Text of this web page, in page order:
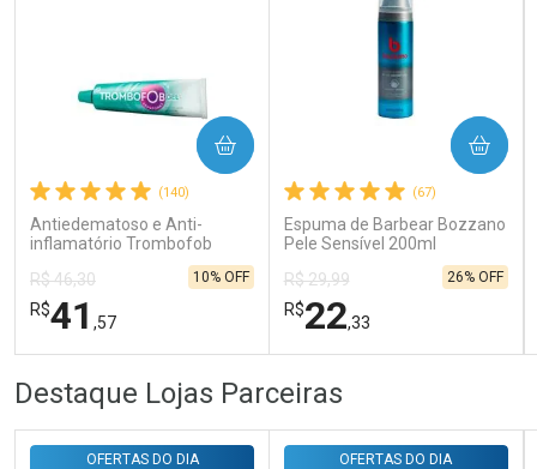
Ativar Desconto
Comprar sem Desconto
Por R$ 31,35/cada
Comprar sem Desconto
Por R$ 31,35/cada
(140)
Antiedematoso e Anti-
inflamatório Trombofob
R$ 46,30
R$41 ,57
10% OFF
COMPRAR
FECHAR
Laboratório
FECHAR
Por Menos
(67)
Espuma de Barbear Bozzano
Pele Sensível 200ml
R$ 29,99
R$22,33
26% OFF
COMPRAR
Por Menos
Destaque Lojas Parceiras
OFERTAS DO DIA OFERTAS DO DIA